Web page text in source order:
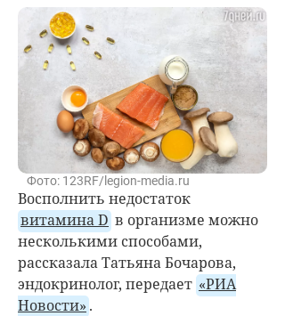
Фото: 123RF/legion-media.ru
Восполнить недостаток
витамина D в организме можно
несколькими способами,
рассказала Татьяна Бочарова,
эндокринолог, передает «РИА
Новости» .